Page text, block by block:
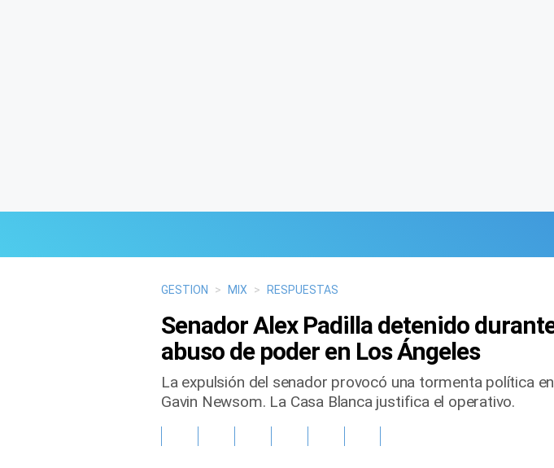
GESTION > MIX > RESPUESTAS
Senador Alex Padilla detenido
abuso de poder en Los Ángeles
La expulsión del senador provocó una tormenta política
Gavin Newsom. La Casa Blanca justifica el operativo.